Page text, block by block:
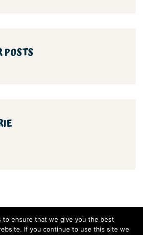
POSTS
to ensure that we give you the best
If you continue to use this site we